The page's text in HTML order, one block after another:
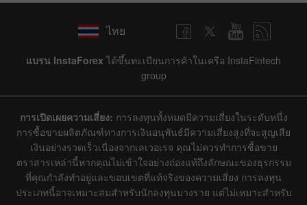
ไทย
แบรน InstaForex ได้ขึ้นทะเบียนการค้าในเครือ InstaFintech
group
การเปิดเผยความเสี่ยง: การลงทุนทั้งหมดมีความเสี่ยงในระดับหนึ่ง
การซื้อขายผลิตภัณฑ์ทางการเงินอนุพันธ์มีความเสี่ยงสูงที่จะสูญเสีย
เงินอย่างรวดเร็วเนื่องจากเลเวอเรจ คุณไม่ควรทำการซื้อขาย
ตราสารเหล่านี้หากคุณไม่เข้าใจอย่างถ่องแท้ถึงลักษณะของธุรกรรม
ที่คุณกำลังทำอยู่และขอบเขตที่แท้จริงของความเสี่ยง การลงทุน
ประเภทนี้อาจเหมาะสมสำหรับนักลงทุนบางราย แต่ไม่เหมาะสำหรับ